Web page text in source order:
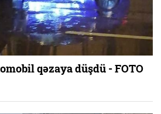
qəzaya düşdü - FOTO